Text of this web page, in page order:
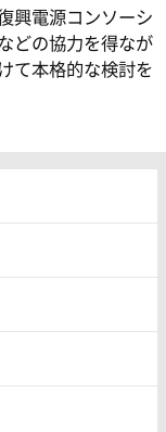
興電源コンソーシ
どの協力を得なが
て本格的な検討を